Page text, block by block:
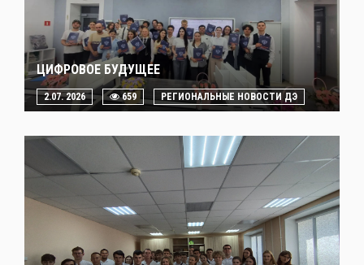
ЦИФРОВОЕ БУДУЩЕЕ
2.07. 2026 659 РЕГИОНАЛЬНЫЕ НОВОСТИ ДЭ